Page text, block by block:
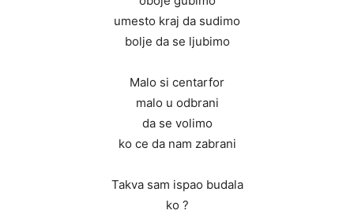
umesto kraj da sudimo
bolje da se ljubimo
Malo si centarfor
malo u odbrani
da se volimo
ko ce da nam zabrani
Takva sam ispao budala
ko ?